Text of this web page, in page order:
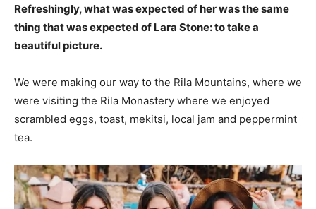
Refreshingly, what was expected of her was the same
thing that was expected of Lara Stone: to take a
beautiful picture.
We were making our way to the Rila Mountains, where we
were visiting the Rila Monastery where we enjoyed
scrambled eggs, toast, mekitsi, local jam and peppermint
tea.